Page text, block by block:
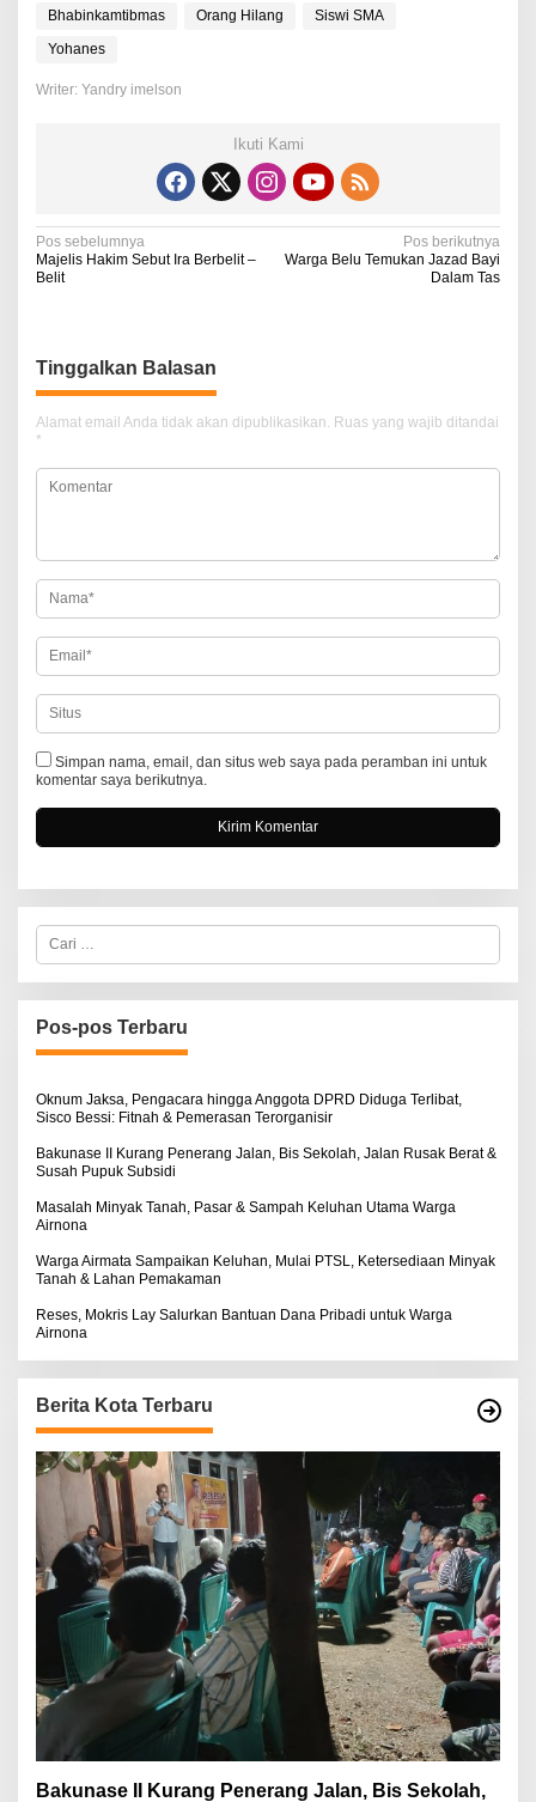
Bhabinkamtibmas Orang Hilang
Siswi SMA
Yohanes
Writer: Yandry imelson
Ikuti Kami
N
a
g
a
s
o
s
Pos sebelumnya
Majelis Hakim Sebut Ira Berbelit –
Belit
Pos berikutnya
Warga Belu Temukan Jazad Bayi
Dalam Tas
Tinggalkan Balasan
Alamat email Anda tidak akan dipublikasikan. Ruas yang wajib ditandai
*
Simpan nama, email, dan situs web saya pada peramban ini untuk
komentar saya berikutnya.
C
r
i
u
n
u
:
Pos-pos Terbaru
Oknum Jaksa, Pengacara hingga Anggota DPRD Diduga Terlibat,
Sisco Bessi: Fitnah & Pemerasan Terorganisir
Bakunase II Kurang Penerang Jalan, Bis Sekolah, Jalan Rusak Berat &
Susah Pupuk Subsidi
Masalah Minyak Tanah, Pasar & Sampah Keluhan Utama Warga
Airnona
Warga Airmata Sampaikan Keluhan, Mulai PTSL, Ketersediaan Minyak
Tanah & Lahan Pemakaman
Reses, Mokris Lay Salurkan Bantuan Dana Pribadi untuk Warga
Airnona
Berita Kota Terbaru
Bakunase II Kurang Penerang Jalan, Bis Sekolah,